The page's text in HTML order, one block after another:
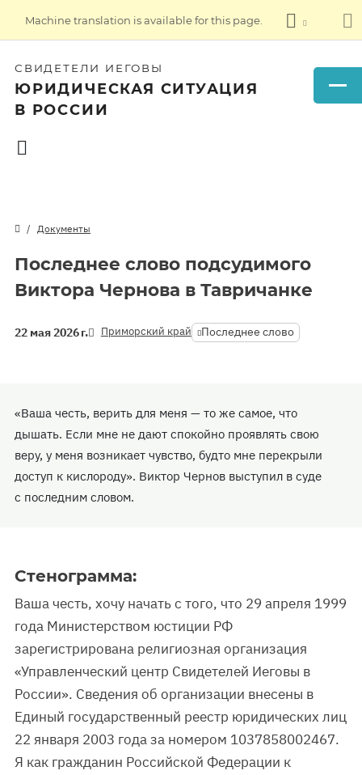
Machine translation is available for this page.
СВИДЕТЕЛИ ИЕГОВЫ
ЮРИДИЧЕСКАЯ СИТУАЦИЯ
В РОССИИ
Документы
Последнее слово подсудимого
Виктора Чернова в Тавричанке
22 мая 2026 г. Приморский край Последнее слово
«Ваша честь, верить для меня — то же самое, что
дышать. Если мне не дают спокойно проявлять свою
веру, у меня возникает чувство, будто мне перекрыли
доступ к кислороду». Виктор Чернов выступил в суде
с последним словом.
Стенограмма:
Ваша честь, хочу начать с того, что 29 апреля 1999
года Министерством юстиции РФ
зарегистрирована религиозная организация
«Управленческий центр Свидетелей Иеговы в
России». Сведения об организации внесены в
Единый государственный реестр юридических лиц
22 января 2003 года за номером 1037858002467.
Я как гражданин Российской Федерации к